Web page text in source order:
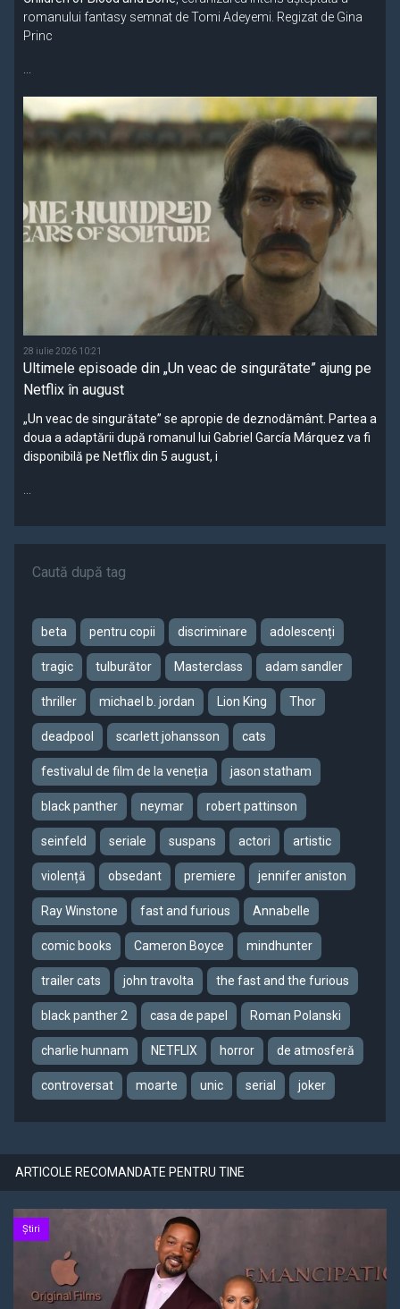
romanului fantasy semnat de Tomi Adeyemi. Regizat de Gina
Princ
28 iulie 2026 10:21
Ultimele episoade din „Un veac de singurătate” ajung pe
Netflix în august
„Un veac de singurătate” se apropie de deznodământ. Partea a
doua a adaptării după romanul lui Gabriel García Márquez va fi
disponibilă pe Netflix din 5 august, i
Caută după tag
beta pentru copii discriminare adolescenți
tragic tulburător Masterclass adam sandler
thriller michael b. jordan Lion King Thor
deadpool scarlett johansson cats
festivalul de film de la veneția jason statham
black panther neymar robert pattinson
seinfeld seriale suspans actori artistic
violență obsedant premiere jennifer aniston
Ray Winstone fast and furious Annabelle
comic books Cameron Boyce mindhunter
trailer cats john travolta the fast and the furious
black panther 2 casa de papel Roman Polanski
charlie hunnam NETFLIX horror de atmosferă
controversat moarte unic serial joker
ARTICOLE RECOMANDATE PENTRU TINE
Știri